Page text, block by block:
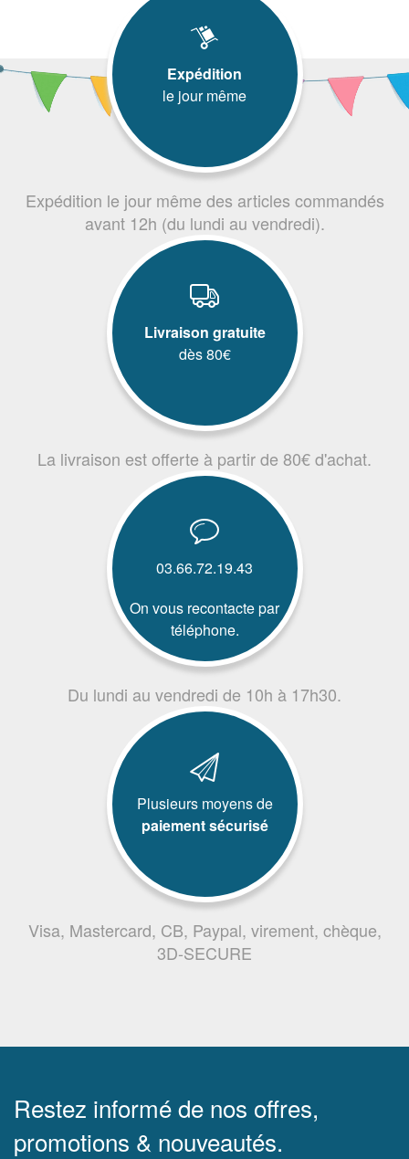
Expédition
le jour même
Expédition le jour même des articles commandés
avant 12h (du lundi au vendredi).
Livraison gratuite
dès 80€
La livraison est offerte à partir de 80€ d'achat.
03.66.72.19.43
On vous recontacte par
téléphone.
Du lundi au vendredi de 10h à 17h30.
Plusieurs moyens de
paiement sécurisé
Visa, Mastercard, CB, Paypal, virement, chèque,
3D-SECURE
Restez informé de nos offres,
promotions & nouveautés.